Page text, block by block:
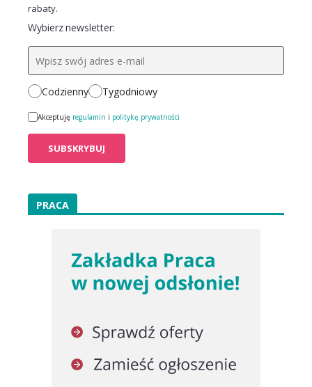
rabaty.
Wybierz newsletter:
Codzienny Tygodniowy
Akceptuję regulamin i politykę prywatności
PRACA